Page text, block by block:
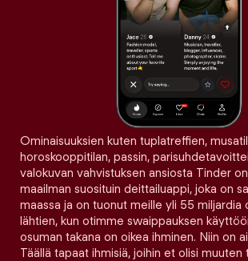
Ominaisuuksien kuten tuplatreffien,
horoskooppitilan, passin,
valokuvan vahvistuksen ansiosta Tinder
maailman suosituin deittailuappi, joka on
maassa ja on tuonut meille yli 55 miljardia
lähtien, kun otimme swaippauksen
osuman takana on oikea ihminen. Niin on
Täällä tapaat ihmisiä, joihin et olisi muuten